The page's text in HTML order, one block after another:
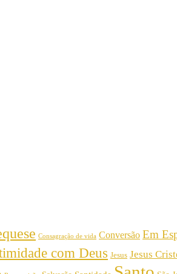
Consagração de vida Conversão Em
com Deus Jesus Jesus